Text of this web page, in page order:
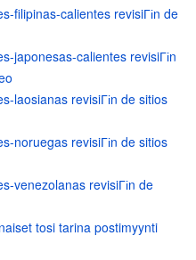
filipinas-calientes revisiГіn de
japonesas-calientes revisiГіn
laosianas revisiГіn de sitios
noruegas revisiГіn de sitios
venezolanas revisiГіn de
tosi tarina postimyynti